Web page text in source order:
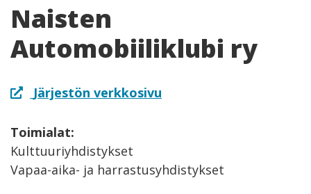
Naisten
Automobiiliklubi ry
Järjestön verkkosivu
Toimialat:
Kulttuuriyhdistykset
Vapaa-aika- ja harrastusyhdistykset